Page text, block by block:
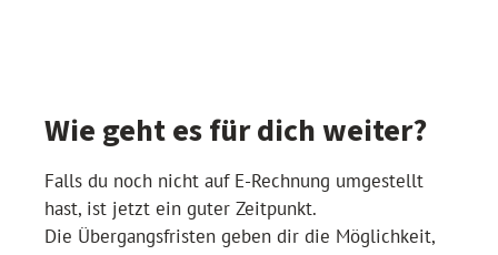
Wie geht es für dich weiter?
Falls du noch nicht auf E-Rechnung umgestellt
hast, ist jetzt ein guter Zeitpunkt.
Die Übergangsfristen geben dir die Möglichkeit,